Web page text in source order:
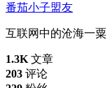
番茄小子盟友
互联网中的沧海一粟
1.3K 文章
203 评论